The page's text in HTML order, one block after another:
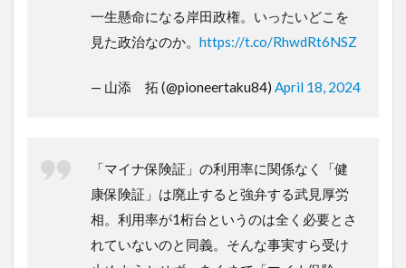
一生懸命になる岸田政権。いったいどこを
見た政治なのか。 https://t.co/RhwdRt6NSZ
— 山添 拓 (@pioneertaku84) April 18, 2024
「マイナ保険証」の利用率に関係なく「健
康保険証」は廃止すると強弁する武見厚労
相。利用率が1桁台というのは全く必要とさ
れていないのと同義。そんな事実すら受け